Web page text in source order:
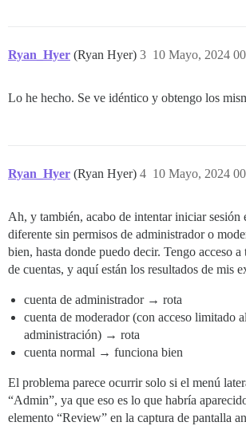
Ryan_Hyer (Ryan Hyer) 10 Mayo, 2024
3
Lo he hecho. Se ve idéntico y obtengo los
Ryan_Hyer (Ryan Hyer) 10 Mayo, 2024
4
Ah, y también, acabo de intentar iniciar sesión
diferente sin permisos de administrador o
bien, hasta donde puedo decir. Tengo acceso a
de cuentas, y aquí están los resultados de mis
cuenta de administrador → rota
cuenta de moderador (con acceso limitado
administración) → rota
cuenta normal → funciona bien
El problema parece ocurrir solo si el menú
“Admin”, ya que eso es lo que habría
elemento “Review” en la captura de pantalla